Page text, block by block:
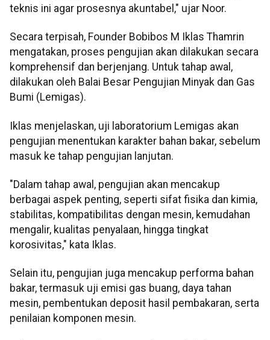
teknis ini agar prosesnya akuntabel," ujar Noor.
Secara terpisah, Founder Bobibos M Iklas Thamrin
mengatakan, proses pengujian akan dilakukan secara
komprehensif dan berjenjang. Untuk tahap awal,
dilakukan oleh Balai Besar Pengujian Minyak dan Gas
Bumi (Lemigas).
Iklas menjelaskan, uji laboratorium Lemigas akan
pengujian menentukan karakter bahan bakar, sebelum
masuk ke tahap pengujian lanjutan.
"Dalam tahap awal, pengujian akan mencakup
berbagai aspek penting, seperti sifat fisika dan kimia,
stabilitas, kompatibilitas dengan mesin, kemudahan
mengalir, kualitas penyalaan, hingga tingkat
korosivitas," kata Iklas.
Selain itu, pengujian juga mencakup performa bahan
bakar, termasuk uji emisi gas buang, daya tahan
mesin, pembentukan deposit hasil pembakaran, serta
penilaian komponen mesin.